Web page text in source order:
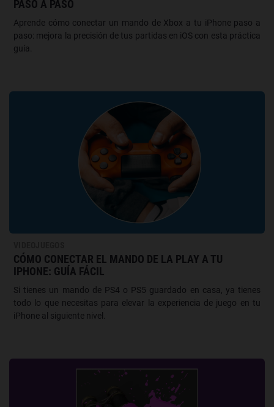
PASO A PASO
Aprende cómo conectar un mando de Xbox a tu iPhone paso a
paso: mejora la precisión de tus partidas en iOS con esta práctica
guía.
CÓMO CONECTAR EL MANDO DE LA PLAY A TU
IPHONE: GUÍA FÁCIL
Si tienes un mando de PS4 o PS5 guardado en casa, ya tienes
todo lo que necesitas para elevar la experiencia de juego en tu
iPhone al siguiente nivel.